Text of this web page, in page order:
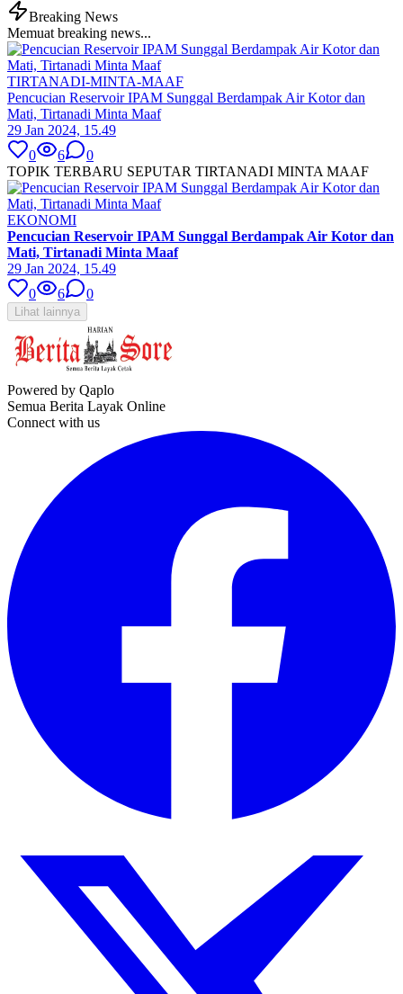
Breaking News
Memuat breaking news...
TIRTANADI-MINTA-MAAF
Pencucian Reservoir IPAM Sunggal Berdampak Air Kotor dan
Mati, Tirtanadi Minta Maaf
29 Jan 2024, 15.49
0
6
0
TOPIK TERBARU SEPUTAR TIRTANADI MINTA MAAF
EKONOMI
Pencucian Reservoir IPAM Sunggal Berdampak Air Kotor dan
Mati, Tirtanadi Minta Maaf
29 Jan 2024, 15.49
0
6 0
Lihat lainnya
Powered by Qaplo
Semua Berita Layak Online
Connect with us